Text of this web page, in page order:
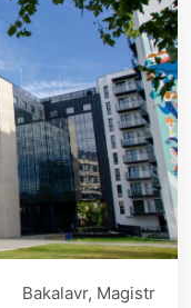
Bakalavr, Magistr